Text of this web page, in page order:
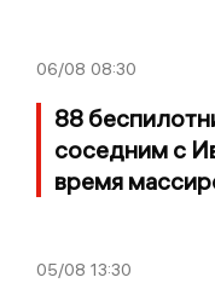
06/08 08:30
88
соседним с
время
05/08 13:30